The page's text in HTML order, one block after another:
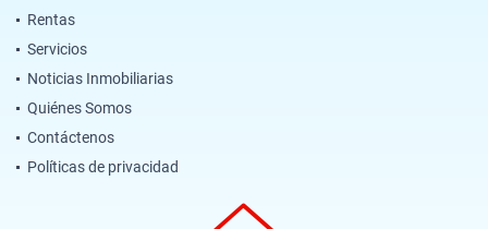
Rentas
Servicios
Noticias Inmobiliarias
Quiénes Somos
Contáctenos
Políticas de privacidad